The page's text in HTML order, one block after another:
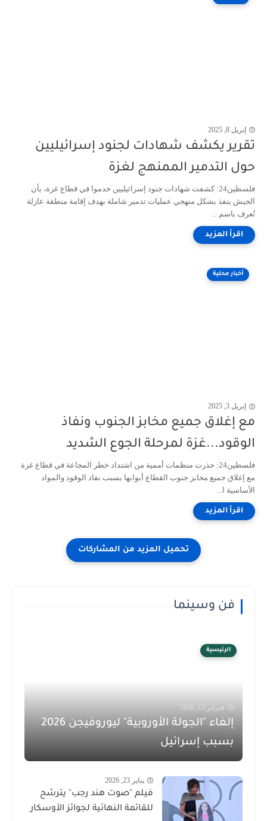
إبريل 8, 2025
تقرير يكشف شهادات لجنود إسرائيليين
حول التدمير الممنهج لغزة
فلسطين24: كشفت شهادات جنود إسرائيليين خدموا في قطاع غزة، بأن
الجيش ينفذ بشكل منهجي عمليات تدمير شاملة بهدف إقامة منطقة عازلة
تُعرف باسم ...
أخبار محلية
إبريل 3, 2025
مع إغلاق جميع مخابز الجنوب ونفاذ
الوقود...غزة لمرحلة الجوع الشديد
فلسطين24: حذرت منظمات أممية من اشتداد خطر المجاعة في قطاع غزة
مع إغلاق جميع مخابز جنوب القطاع أبوابها بسبب نفاد الوقود والمواد
الأساسية ا...
فن وسينما
الرئيسية
فبراير 15, 2026
إلغاء "الجولة الأوروبية" ليوروفيجن 2026
بسبب إسرائيل
يناير 23, 2026
فيلم "صوت هند رجب" يترشح
للقائمة النهائية لجوائز الأوسكار